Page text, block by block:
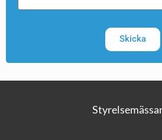
Skicka